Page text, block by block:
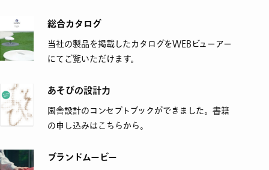
総合カタログ
当社の製品を掲載したカタログをWEBビューアー
にてご覧いただけます。
あそびの設計力
園舎設計のコンセプトブックができました。書籍
の申し込みはこちらから。
ブランドムービー